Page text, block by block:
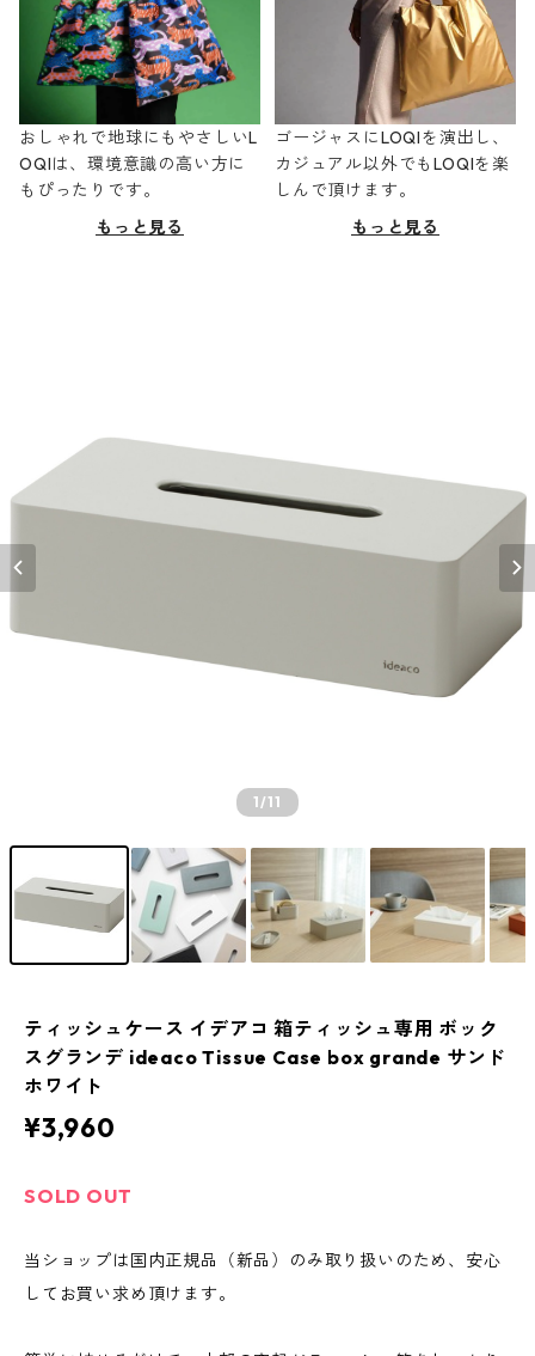
おしゃれで地球にもやさしいL
OQIは、環境意識の高い方に
もぴったりです。
もっと見る
ゴージャスにLOQIを演出し、
カジュアル以外でもLOQIを楽
しんで頂けます。
もっと見る
1/11
ティッシュケース イデアコ 箱ティッシュ専用 ボック
スグランデ ideaco Tissue Case box grande サンド
ホワイト
¥3,960
SOLD OUT
当ショップは国内正規品（新品）のみ取り扱いのため、安心
してお買い求め頂けます。